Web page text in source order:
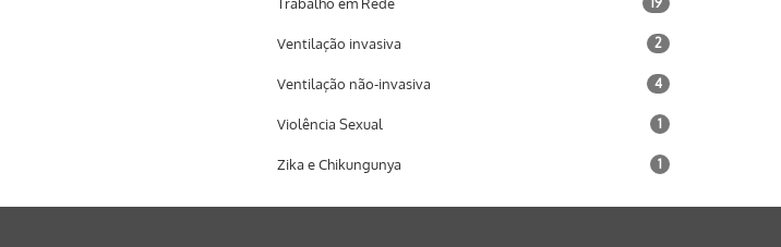
Ventilação invasiva 2
Ventilação não-invasiva 4
Violência Sexual 1
Zika e Chikungunya 1